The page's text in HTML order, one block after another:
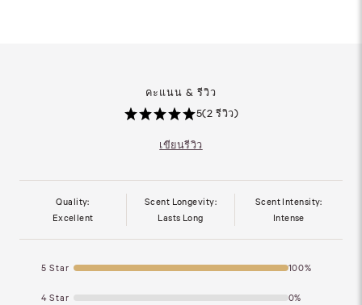
คะแนน & รีวิว
5(2 รีวิว)
เขียนรีวิว
Quality:
Excellent
Scent Longevity:
Lasts Long
Scent Intensity:
Intense
5 Star 100%
4 Star 0%